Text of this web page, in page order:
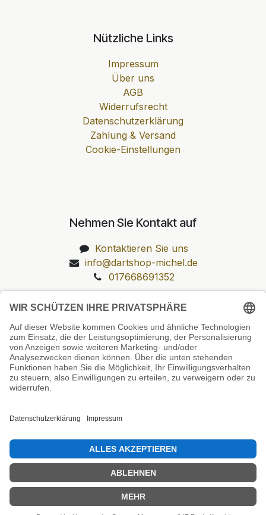
Nützliche Links
Impressum
Über uns
AGB
Widerrufsrecht
Datenschutzerklärung
Zahlung & Versand
Cookie-Einstellungen
Nehmen Sie Kontakt auf
Kontaktieren Sie uns
info@dartshop-michel.de
017668691352
Unsere Prüfsiegel